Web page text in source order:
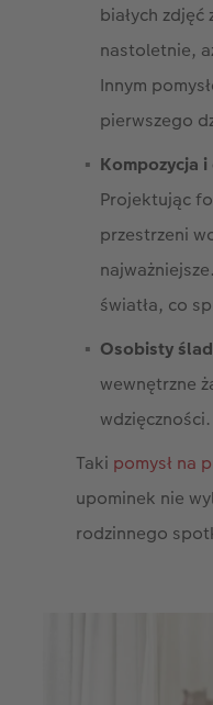
białych
nastoletnie,
Innym
pierwszego
Kompozycja
Projektując
przestrzeni
światła, co
Osobisty
wewnętrzne
wdzięczności.
Taki pomysł na
upominek nie
rodzinnego